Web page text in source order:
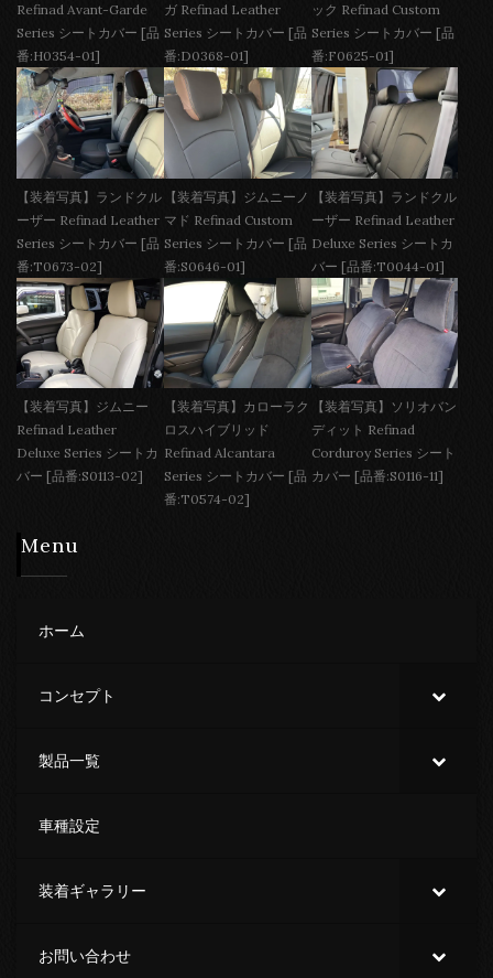
Refinad Avant-Garde
Series シートカバー [品
番:H0354-01]
ガ Refinad Leather
Series シートカバー [品
番:D0368-01]
ック Refinad Custom
Series シートカバー [品
番:F0625-01]
【装着写真】ランドクル
ーザー Refinad Leather
Series シートカバー [品
番:T0673-02]
【装着写真】ジムニーノ
マド Refinad Custom
Series シートカバー [品
番:S0646-01]
【装着写真】ランドクル
ーザー Refinad Leather
Deluxe Series シートカ
バー [品番:T0044-01]
【装着写真】ジムニー
Refinad Leather
Deluxe Series シートカ
バー [品番:S0113-02]
【装着写真】カローラク
ロスハイブリッド
Refinad Alcantara
Series シートカバー [品
番:T0574-02]
【装着写真】ソリオバン
ディット Refinad
Corduroy Series シート
カバー [品番:S0116-11]
Menu
ホーム
コンセプト
製品一覧
車種設定
装着ギャラリー
お問い合わせ